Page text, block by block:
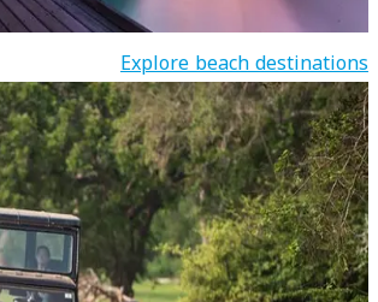
Explore beach destinations